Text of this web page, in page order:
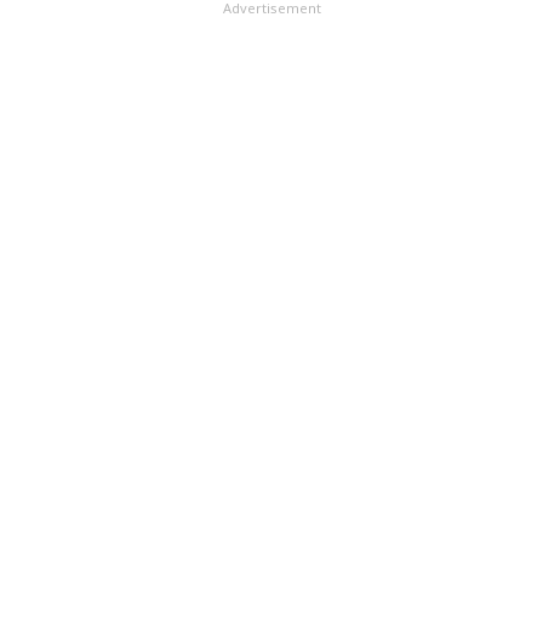
Advertisement